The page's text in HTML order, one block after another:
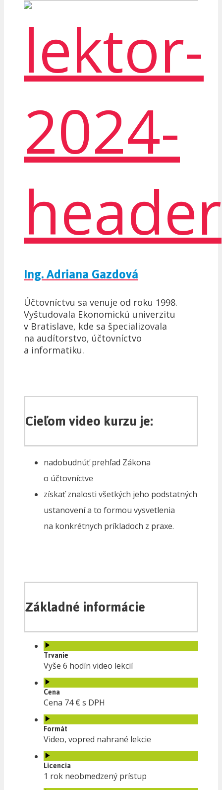
Ing. Adriana Gazdová
Účtovníctvu sa venuje od roku 1998.
Vyštudovala Ekonomickú univerzitu
v Bratislave, kde sa špecializovala
na audítorstvo, účtovníctvo
a informatiku.
Cieľom video kurzu je:
nadobudnúť prehľad Zákona
o účtovníctve
získať znalosti všetkých jeho podstatných
ustanovení a to formou vysvetlenia
na konkrétnych príkladoch z praxe.
Základné informácie
Trvanie
Vyše 6 hodín video lekcií
Cena
Cena 74 € s DPH
Formát
Video, vopred nahrané lekcie
Licencia
1 rok neobmedzený prístup